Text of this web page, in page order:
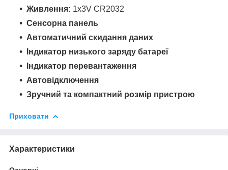
Живлення: 1х3V CR2032
Сенсорна панель
Автоматичний скидання даних
Індикатор низького заряду батареї
Індикатор перевантаження
Автовідключення
Зручний та компактний розмір пристрою
Приховати
Характеристики